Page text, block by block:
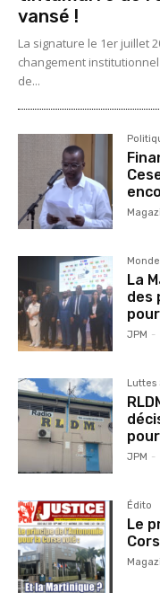
vansé !
La signature le 1er juillet
changement
de...
Monde
La
des
JPM -
Luttes
JPM -
Édito
Le